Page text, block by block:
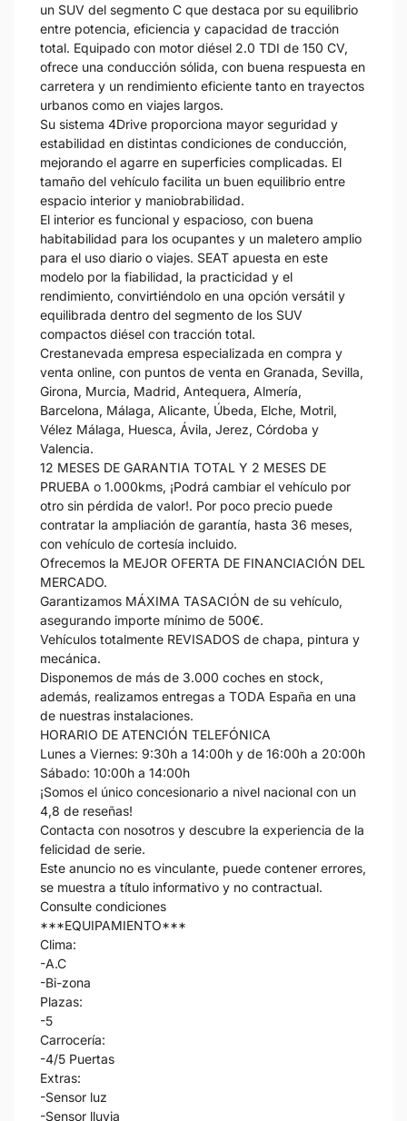
un SUV del segmento C que destaca por su equilibrio
entre potencia, eficiencia y capacidad de tracción
total. Equipado con motor diésel 2.0 TDI de 150 CV,
ofrece una conducción sólida, con buena respuesta en
carretera y un rendimiento eficiente tanto en trayectos
urbanos como en viajes largos.
Su sistema 4Drive proporciona mayor seguridad y
estabilidad en distintas condiciones de conducción,
mejorando el agarre en superficies complicadas. El
tamaño del vehículo facilita un buen equilibrio entre
espacio interior y maniobrabilidad.
El interior es funcional y espacioso, con buena
habitabilidad para los ocupantes y un maletero amplio
para el uso diario o viajes. SEAT apuesta en este
modelo por la fiabilidad, la practicidad y el
rendimiento, convirtiéndolo en una opción versátil y
equilibrada dentro del segmento de los SUV
compactos diésel con tracción total.
Crestanevada empresa especializada en compra y
venta online, con puntos de venta en Granada, Sevilla,
Girona, Murcia, Madrid, Antequera, Almería,
Barcelona, Málaga, Alicante, Úbeda, Elche, Motril,
Vélez Málaga, Huesca, Ávila, Jerez, Córdoba y
Valencia.
12 MESES DE GARANTIA TOTAL Y 2 MESES DE
PRUEBA o 1.000kms, ¡Podrá cambiar el vehículo por
otro sin pérdida de valor!. Por poco precio puede
contratar la ampliación de garantía, hasta 36 meses,
con vehículo de cortesía incluido.
Ofrecemos la MEJOR OFERTA DE FINANCIACIÓN DEL
MERCADO.
Garantizamos MÁXIMA TASACIÓN de su vehículo,
asegurando importe mínimo de 500€.
Vehículos totalmente REVISADOS de chapa, pintura y
mecánica.
Disponemos de más de 3.000 coches en stock,
además, realizamos entregas a TODA España en una
de nuestras instalaciones.
HORARIO DE ATENCIÓN TELEFÓNICA
Lunes a Viernes: 9:30h a 14:00h y de 16:00h a 20:00h
Sábado: 10:00h a 14:00h
¡Somos el único concesionario a nivel nacional con un
4,8 de reseñas!
Contacta con nosotros y descubre la experiencia de la
felicidad de serie.
Este anuncio no es vinculante, puede contener errores,
se muestra a título informativo y no contractual.
Consulte condiciones
***EQUIPAMIENTO***
Clima:
-A.C
-Bi-zona
Plazas:
-5
Carrocería:
-4/5 Puertas
Extras:
-Sensor luz
-Sensor lluvia